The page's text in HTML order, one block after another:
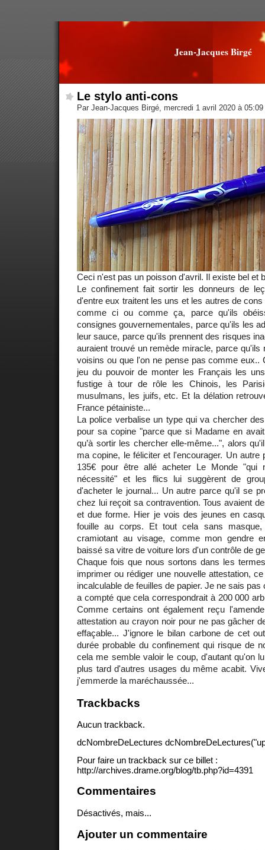
Jean-Jacques Birgé
Le stylo anti-cons
Par Jean-Jacques Birgé, mercredi 1 avril 2020 à 05:09
Ceci n'est pas un poisson d'avril. Il existe bel et
Le confinement fait sortir les donneurs de
d'entre eux traitent les uns et les autres de
comme ci ou comme ça, parce qu'ils
consignes gouvernementales, parce qu'ils les
leur sauce, parce qu'ils prennent des risques
auraient trouvé un remède miracle, parce qu'ils
voisins ou que l'on ne pense pas comme eux..
jeu du pouvoir de monter les Français les
fustige à tour de rôle les Chinois, les
musulmans, les juifs, etc. Et la délation
France pétainiste...
La police verbalise un type qui va chercher
pour sa copine "parce que si Madame en
qu’à sortir les chercher elle-même...", alors
ma copine, le féliciter et l'encourager. Un autre
135€ pour être allé acheter Le Monde "qui
nécessité" et les flics lui suggèrent de
d'acheter le journal... Un autre parce qu'il se
chez lui reçoit sa contravention. Tous avaient
et due forme. Hier je vois des jeunes en
fouille au corps. Et tout cela sans
cramiotant au visage, comme mon gendre
baissé sa vitre de voiture lors d'un contrôle de
Chaque fois que nous sortons dans les
imprimer ou rédiger une nouvelle attestation,
incalculable de feuilles de papier. Je ne sais
a compté que cela correspondrait à 200 000
Comme certains ont également reçu
attestation au crayon noir pour ne pas gâcher
effaçable... J'ignore le bilan carbone de cet
durée probable du confinement qui risque de
cela me semble valoir le coup, d'autant qu'on
plus tard d'autres usages du même acabit.
j'emmerde la maréchaussée...
Trackbacks
Aucun trackback.
dcNombreDeLectures
Pour faire un trackback sur ce billet :
http://archives.drame.org/blog/tb.php?id=4391
Commentaires
Désactivés, mais...
Ajouter un commentaire